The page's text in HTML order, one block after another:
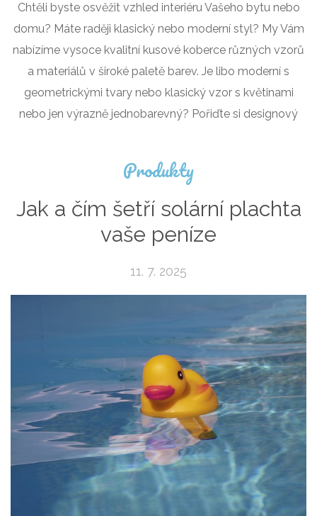
Chtěli byste osvěžit vzhled interiéru Vašeho bytu nebo
domu? Máte raději klasický nebo moderní styl? My Vám
nabízíme vysoce kvalitní kusové koberce různých vzorů
a materiálů v široké paletě barev. Je libo moderní s
geometrickými tvary nebo klasický vzor s květinami
nebo jen výrazně jednobarevný? Pořiďte si designový
Produkty
Jak a čím šetří solární plachta
vaše peníze
11. 7. 2025